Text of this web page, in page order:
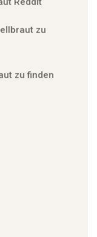
zu
zu finden